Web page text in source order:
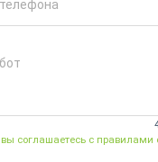
соглашаетесь с правилами